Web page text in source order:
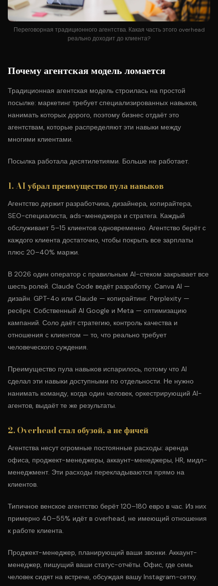
Переговорная традиционного агентства. Какая часть этого overhead
реально доходит до клиента?
Почему агентская модель ломается
Традиционная агентская модель строилась на простой
посылке: маркетинг требует специализированных навыков,
нанимать которых дорого, поэтому бизнес отдаёт это
агентствам, которые распределяют эти навыки между
многими клиентами.
Посылка работала десятилетиями. Больше не работает.
1. AI убрал преимущество пула навыков
Агентство держит разработчика, дизайнера, копирайтера,
SEO-специалиста, ads-менеджера и стратега. Каждый
обслуживает 5–15 клиентов одновременно. Агентство берёт с
каждого клиента достаточно, чтобы покрыть все зарплаты
плюс 20–40% маржи.
В 2026 один оператор с правильным AI-стеком закрывает все
шесть ролей. Claude Code ведёт разработку. Canva AI —
дизайн. GPT-4o или Claude — копирайтинг. Perplexity —
ресёрч. Собственный AI Google и Meta — оптимизацию
кампаний. Соло даёт стратегию, контроль качества и
отношения с клиентом — то, что реально требует
человеческого суждения.
Преимущество пула навыков испарилось, потому что AI
сделал эти навыки доступными по отдельности. Не нужно
нанимать команду, когда один человек, оркестрирующий AI-
агентов, выдаёт те же результаты.
2. Overhead стал обузой, а не фичей
Агентства несут огромные постоянные расходы: аренда
офиса, проджект-менеджеры, аккаунт-менеджеры, HR, мидл-
менеджмент. Эти расходы перекладываются прямо на
клиентов.
Типичное венское агентство берёт 120–180 евро в час. Из них
примерно 40–55% идёт в overhead, не имеющий отношения
к работе клиента.
Проджект-менеджер, планирующий ваши звонки. Аккаунт-
менеджер, пишущий ваши статус-отчёты. Офис, где семь
человек сидят на встрече, обсуждая вашу Instagram-сетку.